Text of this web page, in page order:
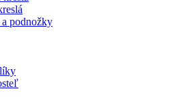
podnožky